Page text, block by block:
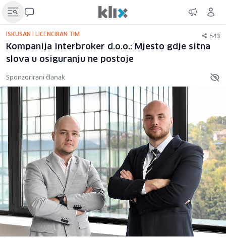
ISKUSAN I LICENCIRAN TIM 543
Kompanija Interbroker d.o.o.: Mjesto gdje sitna
slova u osiguranju ne postoje
Sponzorirani članak